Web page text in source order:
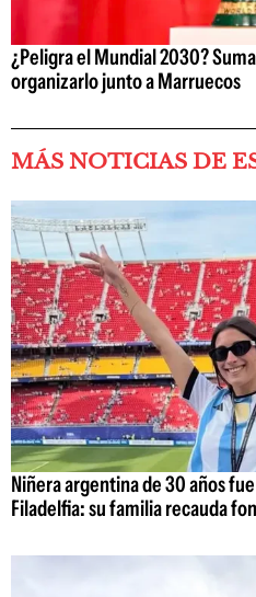
¿Peligra el Mundial 2030?
organizarlo junto a Marruecos
MÁS NOTICIAS DE
Niñera argentina de 30 años
Filadelfia: su familia recauda